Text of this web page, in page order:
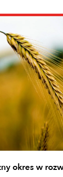
okres w